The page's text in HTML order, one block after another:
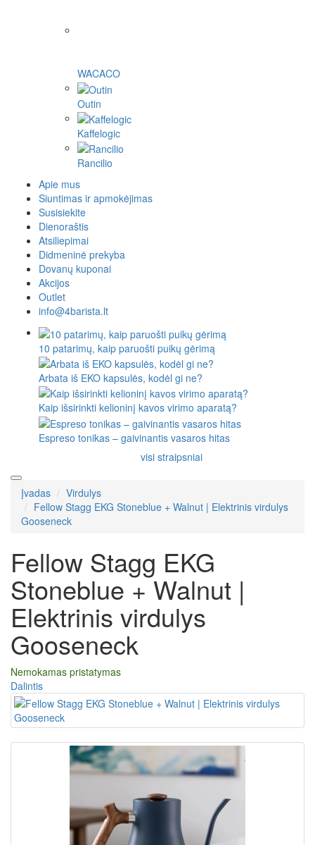
WACACO
Outin
Kaffelogic
Rancilio
Apie mus
Siuntimas ir apmokėjimas
Susisiekite
Dienoraštis
Atsiliepimai
Didmeninė prekyba
Dovanų kuponai
Akcijos
Outlet
info@4barista.lt
10 patarimų, kaip paruošti puikų gėrimą
Arbata iš EKO kapsulės, kodėl gi ne?
Kaip išsirinkti kelioninį kavos virimo aparatą?
Espreso tonikas – gaivinantis vasaros hitas
visi straipsniai
Įvadas
Virdulys
Fellow Stagg EKG Stoneblue + Walnut | Elektrinis virdulys
Gooseneck
Fellow Stagg EKG
Stoneblue + Walnut |
Elektrinis virdulys
Gooseneck
Nemokamas pristatymas
Dalintis